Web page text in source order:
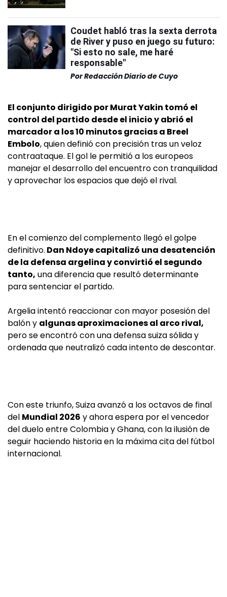
Coudet habló tras la sexta derrota
de River y puso en juego su futuro:
"Si esto no sale, me haré
responsable"
PorRedacción Diario de Cuyo
El conjunto dirigido por Murat Yakin tomó el
control del partido desde el inicio y abrió el
marcador a los 10 minutos gracias a Breel
Embolo, quien definió con precisión tras un veloz
contraataque. El gol le permitió a los europeos
manejar el desarrollo del encuentro con tranquilidad
y aprovechar los espacios que dejó el rival.
En el comienzo del complemento llegó el golpe
definitivo. Dan Ndoye capitalizó una desatención
de la defensa argelina y convirtió el segundo
tanto, una diferencia que resultó determinante
para sentenciar el partido.
Argelia intentó reaccionar con mayor posesión del
balón y algunas aproximaciones al arco rival,
pero se encontró con una defensa suiza sólida y
ordenada que neutralizó cada intento de descontar.
Con este triunfo, Suiza avanzó a los octavos de final
del Mundial 2026 y ahora espera por el vencedor
del duelo entre Colombia y Ghana, con la ilusión de
seguir haciendo historia en la máxima cita del fútbol
internacional.